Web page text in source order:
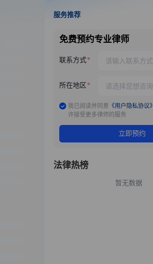
服务推荐
免费预约专业律师
联系方式
所在地区
我已阅读并同意 《用户隐私协议》
许接受更多律师的服务
立即预约
法律热榜
暂无数据